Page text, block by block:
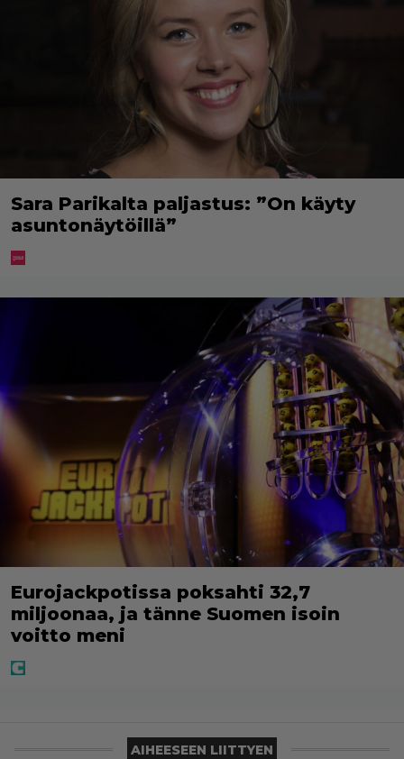
Sara Parikalta paljastus: ”On käyty
asuntonäytöillä”
Eurojackpotissa poksahti 32,7
miljoonaa, ja tänne Suomen isoin
voitto meni
AIHEESEEN LIITTYEN